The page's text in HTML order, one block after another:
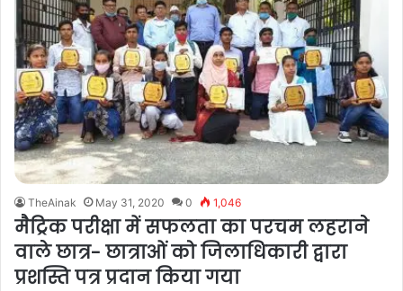
TheAinak May 31, 2020 0 1,046
मैट्रिक परीक्षा में सफलता का परचम लहराने
वाले छात्र- छात्राओं को जिलाधिकारी द्वारा
प्रशस्ति पत्र प्रदान किया गया